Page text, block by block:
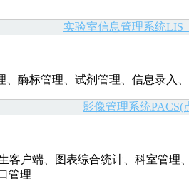
实验室信息管理系统LIS
酶标管理、试剂管理、信息录入
影像管理系统PACS(
户端、图表综合统计、科室管
管理